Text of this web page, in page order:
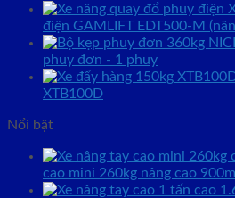
điện GAMLIFT EDT500-M
phuy đơn - 1 phuy
XTB100D
Nổi bật
cao mini 260kg nâng cao